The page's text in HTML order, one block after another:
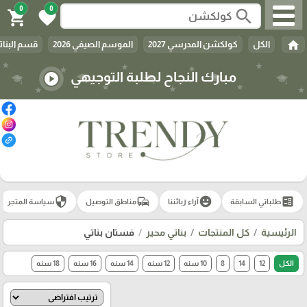
search
0
favorite
0
shopping_cart
home الكل كولكشن المدرسي 2027 الموسم الصيفي 2026 قسم
مبارك النجاح لطلبة التوجيهي play_circle
ballotطلباتي السابقة emoji_emotionsآراء زبائننا commuteمناطق التوصيل securityسياسة المتجر
الرئيسية كل المنتجات بناتي محير فستان بناتي
الكل 12
14
8 10 سنه 12 سنه 14 سنه 16 سنه 18 سنه